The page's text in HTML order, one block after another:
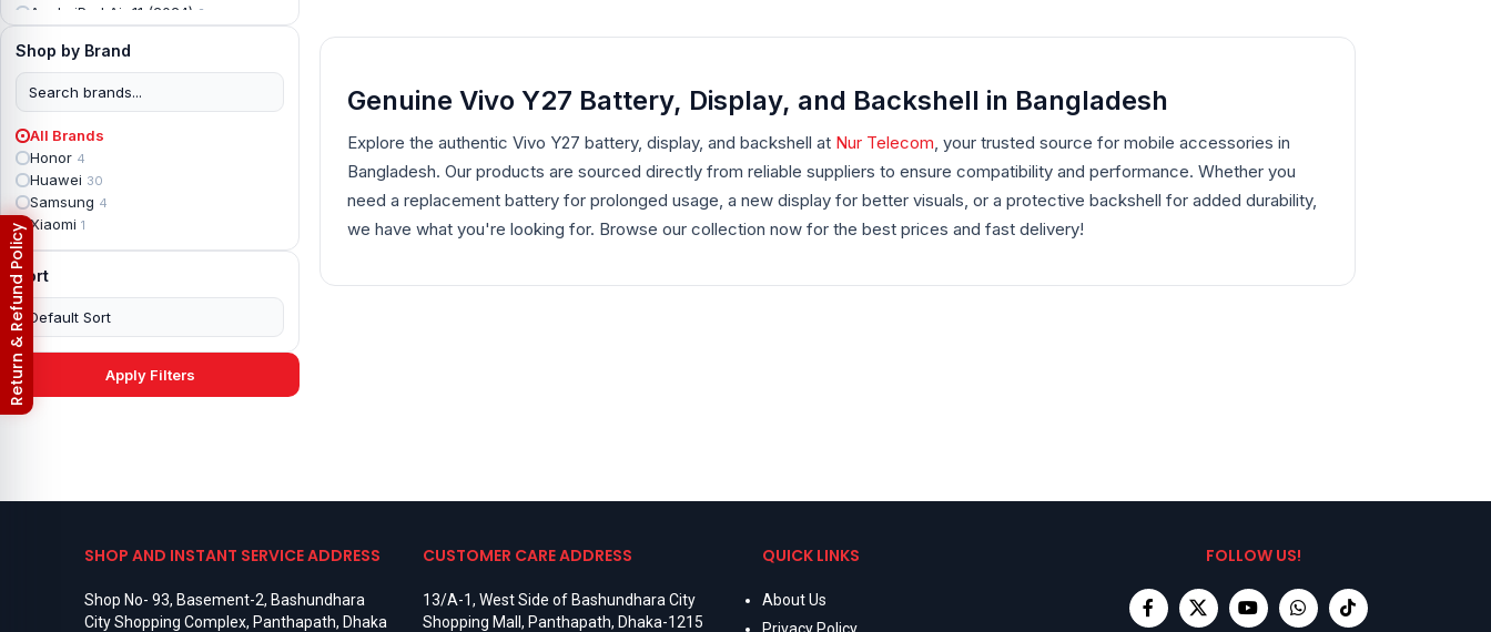
Apple iPad Air 11 (2024) 2
Apple iPad Backshell
Apple iPad Battery
Apple iPad Display
Apple iPad mini 2
Apple iPad Mini 3
Apple iPad mini 4
Apple iPad Pro 10.5
Apple iPad Pro 11
Apple iPad Pro 12.96
Apple iPad Pro 12.9 2nd Gen
Apple iPad Pro 9.7 (2016)6
Apple iPad Pro 9.7 (2018)
4
Asus ROG Phone 2
Asus ROG Phone 3
Asus ROG Phone 5s Pro3
Asus Rog Phone 7
Asus ROG Phone 8 3
Shop by Brand
All Brands
Honor 4
Huawei 30
Samsung 4
Xiaomi 1
Sort
Apply Filters
Genuine Vivo Y27 Battery, Display, and Backshell in Bangladesh
Explore the authentic Vivo Y27 battery, display, and backshell at Nur Telecom , your trusted source for mobile accessories in
Bangladesh. Our products are sourced directly from reliable suppliers to ensure compatibility and performance. Whether you
need a replacement battery for prolonged usage, a new display for better visuals, or a protective backshell for added durability,
we have what you're looking for. Browse our collection now for the best prices and fast delivery!
SHOP AND INSTANT SERVICE ADDRESS
Shop No- 93, Basement-2, Bashundhara
City Shopping Complex, Panthapath, Dhaka
CUSTOMER CARE ADDRESS
13/A-1, West Side of Bashundhara City
Shopping Mall, Panthapath, Dhaka-1215
QUICK LINKS
About Us
FOLLOW US!
Return & Refund Policy